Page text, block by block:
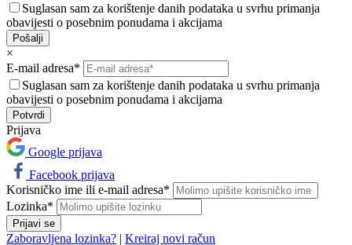
Suglasan sam za korištenje danih podataka u svrhu primanja
obavijesti o posebnim ponudama i akcijama
Pošalji
×
E-mail adresa*
Suglasan sam za korištenje danih podataka u svrhu primanja
obavijesti o posebnim ponudama i akcijama
Prijava
Google prijava
Facebook prijava
Korisničko ime ili e-mail adresa*
Lozinka*
Prijavi se
Zaboravljena lozinka? | Kreiraj novi račun